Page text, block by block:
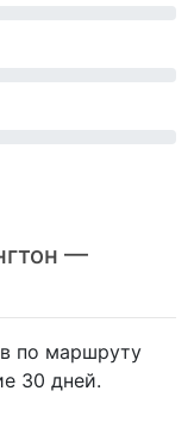
—
по маршруту
30 дней.